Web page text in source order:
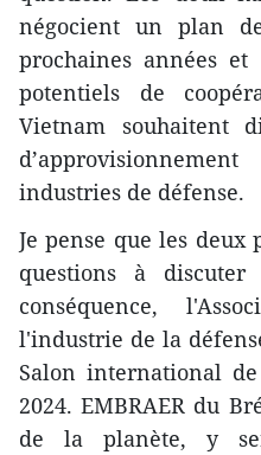
négocient un plan
prochaines années
potentiels de
Vietnam souhaitent
industries de défense.
Je pense que les deux
questions à
conséquence,
l'industrie de la
Salon international
2024. EMBRAER du
de la planète, y